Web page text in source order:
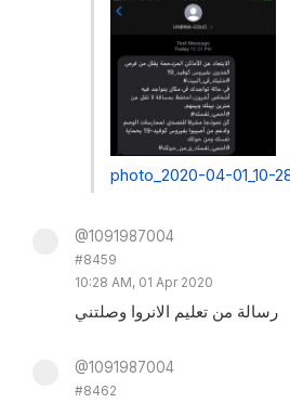
photo_2020-04-01_10-
@1091987004
#8459
10:28 AM, 01 Apr 2020
رسالة من تعليم الانروا وصلتني
@1091987004
#8462